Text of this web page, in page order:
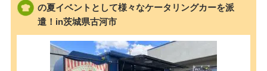
の夏イベントとして様々なケータリングカーを派
遣！in茨城県古河市